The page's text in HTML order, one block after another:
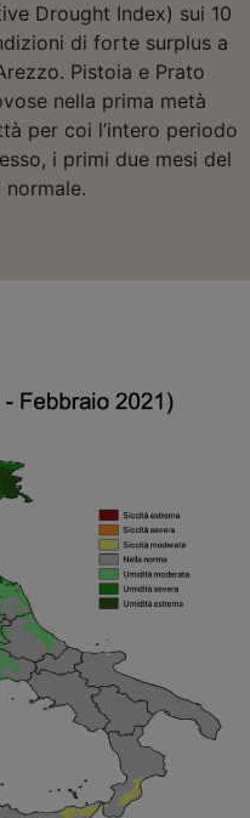
Drought Index) sui 10
di forte surplus a
Pistoia e Prato
nella prima metà
per coi l’intero periodo
i primi due mesi del